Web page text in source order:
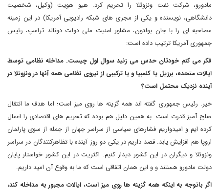
مادورو، شرکت نفت ونزوئلا را تحریم کرد. هیو هویت (وکیل، شخصیت
دانشگاهی، نویسنده و یکی از مجری های شبکه رادیویی آمریکا) در این زمینه
مصاحبه ای را با جان بولتون، مشاور امنیت ملی دولت دونالد ترامپ، رئیس
جمهوری آمریکا ترتیب داده است:
فکر می کنم خودتان حدس می زنید سوال اول چیست. مداخله نظامی توسط
ایالات متحده، برزیل یا کلمبیا و یا ترکیبی از نیروی نظامی همه آنها در ونزوئلا در
آینده نزدیک محتمل است؟
خیر. رئیس جمهوری گفته اند همه گزینه ها روی میز است؛ اما هدف ما انتقال
صلح آمیز قدرت است. به همین دلیل هم بوده که تحریم های اقتصادی را اعمال
کرده ایم و امیدواریم فشارهای سیاسی از سراسر جهان از جمله از سوی پارلمان
اروپا هم افزایش یابد. قصد داریم در یکی دو روز آینده با تظاهرکنندگان در سراسر
ونزوئلا و دیگران در این کشور دیدار کنیم. اکثریت در این کشور خواستار پایان
دولت مادورو هستند و و این همان اتفاقی است که ما به وقوع آن امید داریم.
اگر باتوجه به اینکه همه گزینه ها روی میز است، ایالات مجبور به مداخله کند،